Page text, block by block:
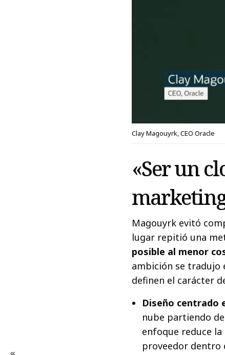
Clay Magouyrk, CEO Oracle
«Ser un
Magouyrk evitó
lugar repitió una
posible al menor
ambición se tradujo
definen el carácter
Diseño centrado
nube partiendo
enfoque reduce
proveedor dentro